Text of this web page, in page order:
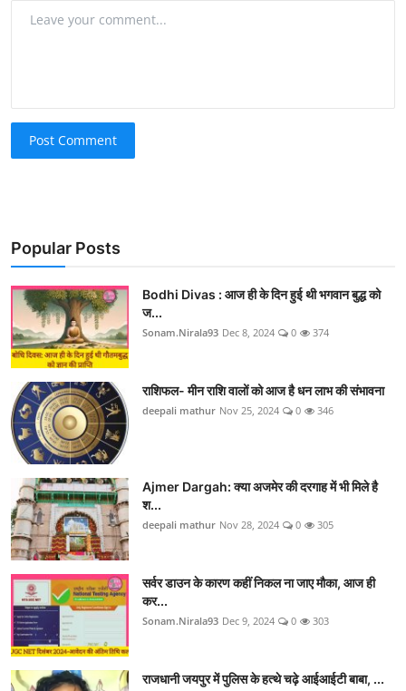
Post Comment
Popular Posts
Bodhi Divas : आज ही के दिन हुई थी भगवान बुद्ध को
ज...
Sonam.Nirala93 Dec 8, 2024 0 374
राशिफल- मीन राशि वालों को आज है धन लाभ की संभावना
deepali mathur Nov 25, 2024 0 346
Ajmer Dargah: क्या अजमेर की दरगाह में भी मिले है
श...
deepali mathur Nov 28, 2024 0 305
सर्वर डाउन के कारण कहीं निकल ना जाए मौका, आज ही
कर...
Sonam.Nirala93 Dec 9, 2024 0 303
राजधानी जयपुर में पुलिस के हत्थे चढ़े आईआईटी बाबा, ...